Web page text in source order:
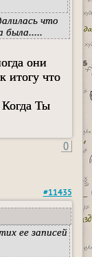
что
была.....
они
итогу что
Ты
0
#11435
ее записей